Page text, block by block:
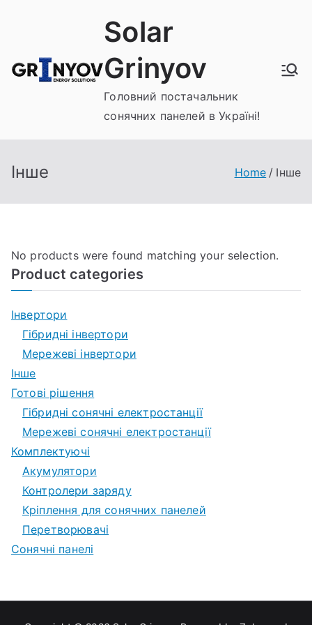
Solar
Grinyov
Головний постачальник
сонячних панелей в Україні!
Інше Home Інше
No products were found matching your selection.
Product categories
Інвертори
Гібридні інвертори
Мережеві інвертори
Інше
Готові рішення
Гібридні сонячні електростанції
Мережеві сонячні електростанції
Комплектуючі
Акумулятори
Контролери заряду
Кріплення для сонячних панелей
Перетворювачі
Сонячні панелі